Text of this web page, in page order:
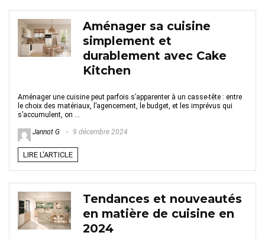
Aménager sa cuisine
simplement et
durablement avec Cake
Kitchen
Aménager une cuisine peut parfois s’apparenter à un casse-tête : entre
le choix des matériaux, l’agencement, le budget, et les imprévus qui
s’accumulent, on ...
Jannot G 9 décembre 2024
LIRE L'ARTICLE
Tendances et nouveautés
en matière de cuisine en
2024